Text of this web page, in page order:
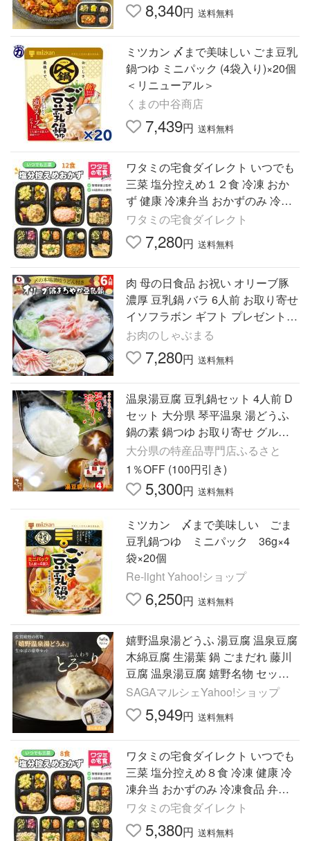
8,340円 送料無料
ミツカン 〆まで美味しい ごま豆乳
鍋つゆ ミニパック (4袋入り)×20個
＜リニューアル＞
くまの中谷商店
7,439円 送料無料
ワタミの宅食ダイレクト いつでも
三菜 塩分控えめ１２食 冷凍 おか
ず 健康 冷凍弁当 おかずのみ 冷凍
食品 弁当おかず 時短 冷凍惣菜 お
試しセット レンチン
ワタミの宅食ダイレクト
7,280円 送料無料
肉 母の日食品 お祝い オリーブ豚
濃厚 豆乳鍋 バラ 6人前 お取り寄せ
イソフラボン ギフト プレゼント
ブランド豚 送料無料 贈り物 贈答
祝い 鍋 爆買
お肉のしゃぶまる
7,280円 送料無料
温泉湯豆腐 豆乳鍋セット 4人前 D
セット 大分県 琴平温泉 湯どうふ
鍋の素 鍋つゆ お取り寄せ グルメ
送料無料 大分 日田
大分県の特産品専門店ふるさと
1％OFF (100円引き)
5,300円 送料無料
ミツカン 〆まで美味しい ごま
豆乳鍋つゆ ミニパック 36g×4
袋×20個
Re-light Yahoo!ショップ
6,250円 送料無料
嬉野温泉湯どうふ 湯豆腐 温泉豆腐
木綿豆腐 生湯葉 鍋 ごまだれ 藤川
豆腐 温泉湯豆腐 嬉野名物 セット
ご当地グルメ お取り寄せ 3人前 4
人前 鍋セット
SAGAマルシェYahoo!ショップ
5,949円 送料無料
ワタミの宅食ダイレクト いつでも
三菜 塩分控えめ８食 冷凍 健康 冷
凍弁当 おかずのみ 冷凍食品 弁当
おかず 時短 冷凍惣菜 お試しセッ
ト レンチン 塩分調整
ワタミの宅食ダイレクト
5,380円 送料無料